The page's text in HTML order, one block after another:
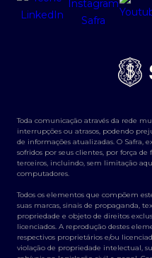
Toda comunicação através da rede
interrupções ou atrasos, podendo
de informações atualizadas. O Safra,
sofridos por seus clientes, por força
terceiros, incluindo, sem limitação
computadores.
Todos os elementos que compõem
suas marcas, sinais de propaganda,
propriedade e objeto de direitos
licenciados. A reprodução destes
respectivos proprietários e/ou
violação de propriedade intelectual,